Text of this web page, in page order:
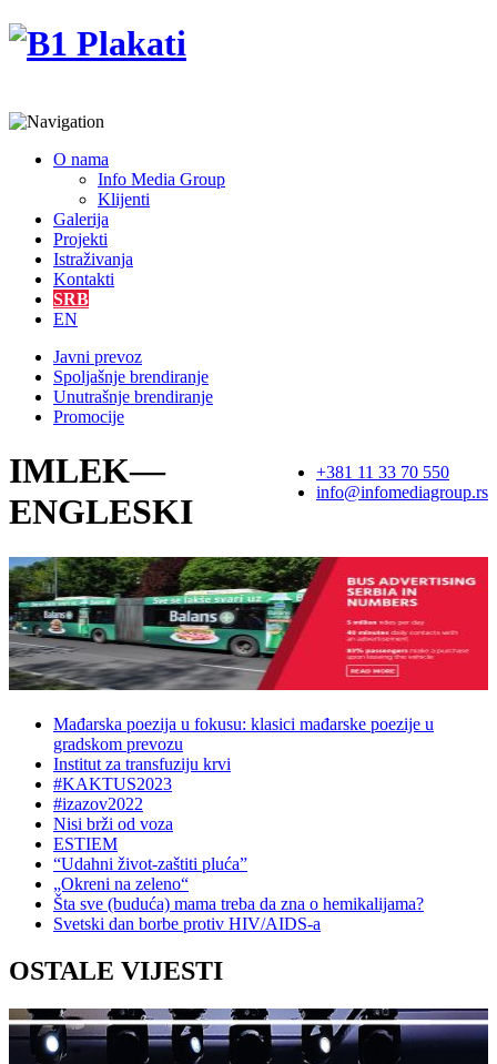
O nama
Info Media Group
Klijenti
Galerija
Projekti
Istraživanja
Kontakti
SRB
EN
Javni prevoz
Spoljašnje brendiranje
Unutrašnje brendiranje
Promocije
+381 11 33 70 550
info@infomediagroup.rs
IMLEK—
ENGLESKI
Mađarska poezija u fokusu: klasici mađarske poezije u
gradskom prevozu
Institut za transfuziju krvi
#KAKTUS2023
#izazov2022
Nisi brži od voza
ESTIEM
“Udahni život-zaštiti pluća”
„Okreni na zeleno“
Šta sve (buduća) mama treba da zna o hemikalijama?
Svetski dan borbe protiv HIV/AIDS-a
OSTALE VIJESTI